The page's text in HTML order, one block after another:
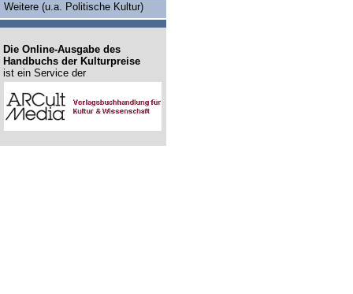
Weitere (u.a. Politische Kultur)
Die Online-Ausgabe des
Handbuchs der Kulturpreise
ist ein Service der